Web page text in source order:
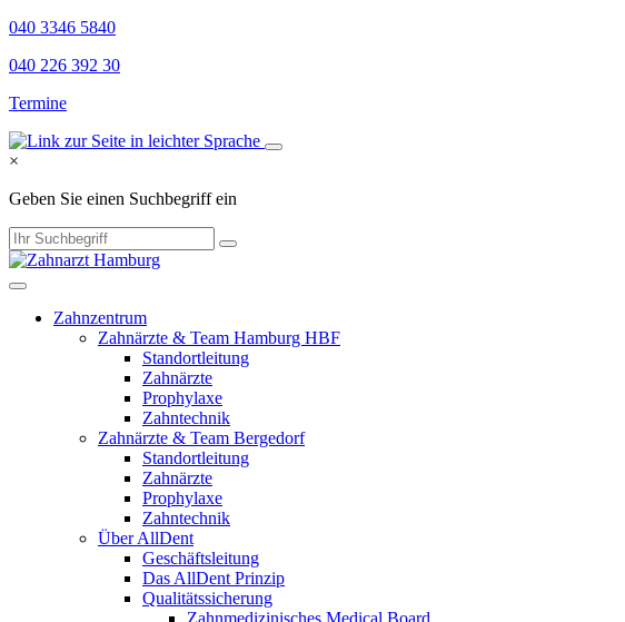
040 3346 5840
040 226 392 30
Termine
×
Geben Sie einen Suchbegriff ein
Zahnzentrum
Zahnärzte & Team Hamburg HBF
Standortleitung
Zahnärzte
Prophylaxe
Zahntechnik
Zahnärzte & Team Bergedorf
Standortleitung
Zahnärzte
Prophylaxe
Zahntechnik
Über AllDent
Geschäftsleitung
Das AllDent Prinzip
Qualitätssicherung
Zahnmedizinisches Medical Board